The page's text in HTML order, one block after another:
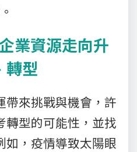
業資源走向升
轉型
來挑戰與機會，許
轉型的可能性，並找
如，疫情導致太陽眼